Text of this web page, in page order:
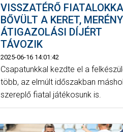
VISSZATÉRŐ
BŐVÜLT A KERET,
ÁTIGAZOLÁSI DÍJÉRT
TÁVOZIK
2025-06-16 14:01:42
Csapatunkkal kezdte el a
több, az elmúlt időszakban máshol
szereplő fiatal játékosunk is.